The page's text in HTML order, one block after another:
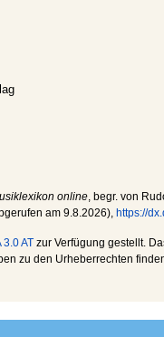
online , begr. von
am 9.8.2026), https://
3.0 AT zur Verfügung gestellt.
zu den Urheberrechten